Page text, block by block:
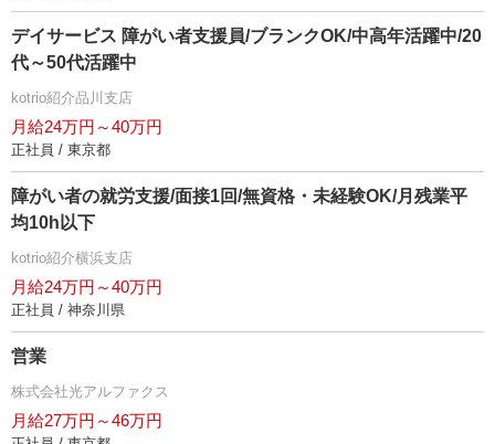
デイサービス 障がい者支援員/ブランクOK/中高年活躍中/20
代～50代活躍中
kotrio紹介品川支店
月給24万円～40万円
正社員 / 東京都
障がい者の就労支援/面接1回/無資格・未経験OK/月残業平
均10h以下
kotrio紹介横浜支店
月給24万円～40万円
正社員 / 神奈川県
営業
株式会社光アルファクス
月給27万円～46万円